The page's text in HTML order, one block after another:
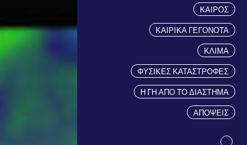
ΚΑΙΡΟΣ
ΚΑΙΡΙΚΑ ΓΕΓΟΝΟΤΑ
ΚΛΙΜΑ
ΦΥΣΙΚΕΣ ΚΑΤΑΣΤΡΟΦΕΣ
Η ΓΗ ΑΠΟ ΤΟ ΔΙΑΣΤΗΜΑ
ΑΠΟΨΕΙΣ